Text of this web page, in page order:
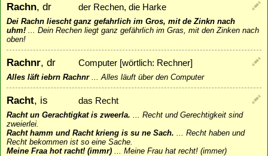
Rachn, dr der Rechen, die Harke
Dei Rachn liescht ganz gefahrlich im Gros, mit de Zinkn nach
uhm!
Dein Rechen liegt ganz gefährlich im Gras, mit den Zinken nach
oben!
Rachnr, dr Computer [wörtlich: Rechner]
Alles läft iebrn Rachnr... Alles läuft über den Computer
Racht, is das Recht
Racht un Gerachtigkat is zweerla.
Recht und Gerechtigkeit sind
zweierlei.
Racht hamm und Racht krieng is su ne Sach.
Recht haben und
Recht bekommen ist so eine Sache.
Meine Fraa hot racht! (immr)
Meine Frau hat recht! (immer)